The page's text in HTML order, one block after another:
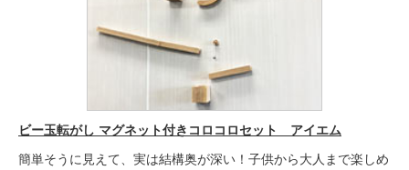
ビー玉転がし マグネット付きコロコロセット アイエム
簡単そうに見えて、実は結構奥が深い！子供から大人まで楽しめ